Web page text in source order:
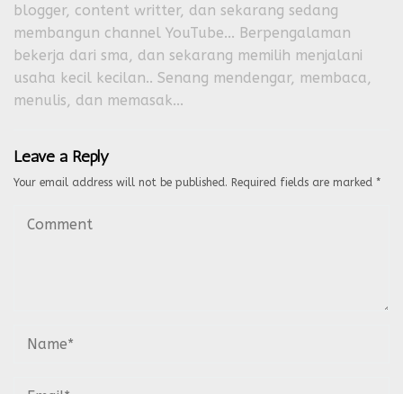
blogger, content writter, dan sekarang sedang
membangun channel YouTube... Berpengalaman
bekerja dari sma, dan sekarang memilih menjalani
usaha kecil kecilan.. Senang mendengar, membaca,
menulis, dan memasak...
Leave a Reply
Your email address will not be published. Required fields are marked *